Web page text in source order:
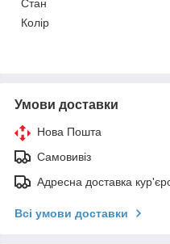
Стан
Колір
Умови доставки
Нова Пошта
Самовивіз
Адресна доставка
Всі умови доставки